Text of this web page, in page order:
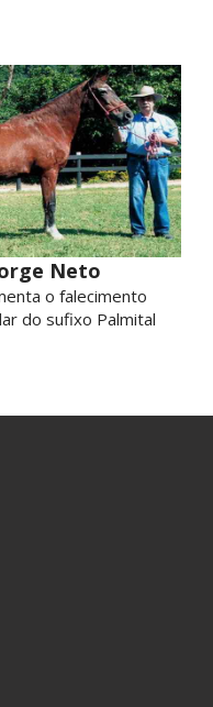
Neto
o falecimento
do sufixo Palmital